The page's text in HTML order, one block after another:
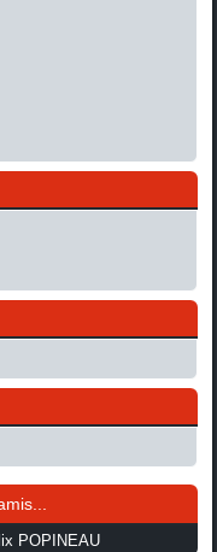
POPINEAU